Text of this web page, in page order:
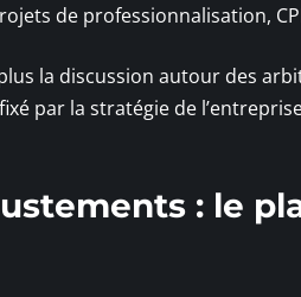
de professionnalisation,
la discussion autour des
par la stratégie de
: le